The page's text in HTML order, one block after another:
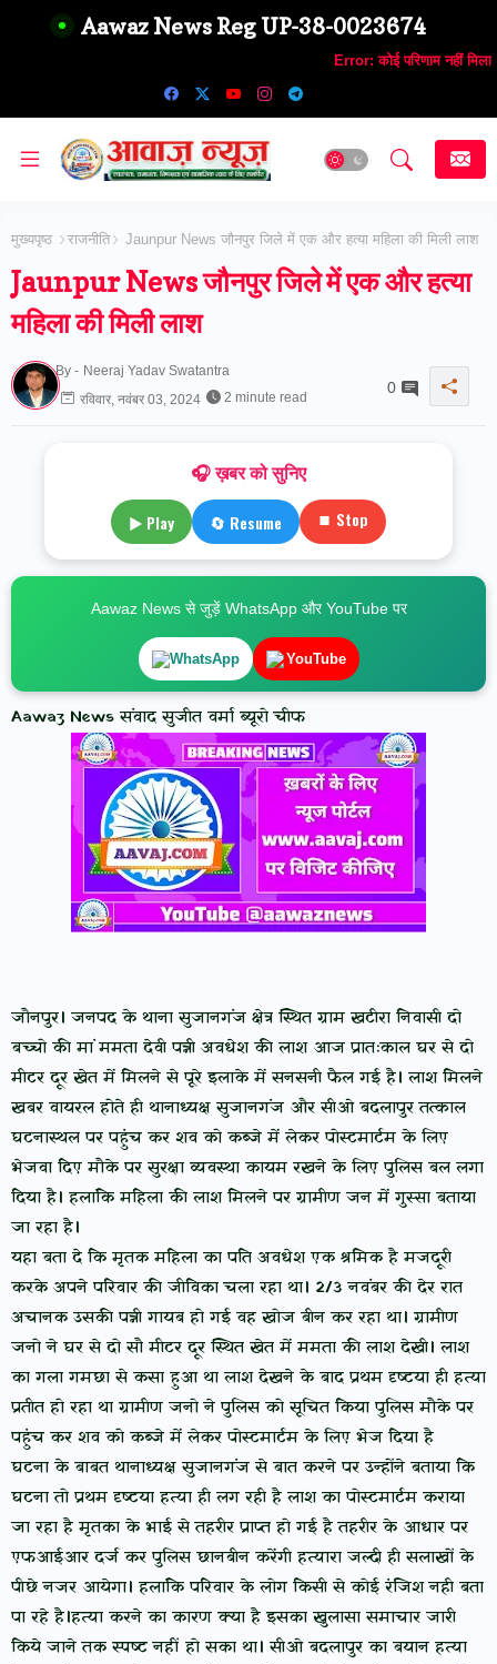
Aawaz News Reg UP-38-0023674
Error: कोई परिणाम नहीं मिला
मुख्यपृष्ठ राजनीति Jaunpur News जौनपुर जिले में एक और हत्या महिला की मिली लाश
Jaunpur News जौनपुर जिले में एक और हत्या
महिला की मिली लाश
By - Neeraj Yadav Swatantra
रविवार, नवंबर 03, 2024
2 minute read
0
🎧 ख़बर को सुनिए
▶ Play 🔄 Resume ⏹ Stop
Aawaz News से जुड़ें WhatsApp और YouTube पर
WhatsApp YouTube
Aawaz News संवाद सुजीत वर्मा ब्यूरो चीफ
जौनपुर। जनपद के थाना सुजानगंज क्षेत्र स्थित ग्राम खटीरा निवासी दो
बच्चो की मां ममता देवी पत्नी अवधेश की लाश आज प्रातःकाल घर से दो
मीटर दूर खेत में मिलने से पूरे इलाके में सनसनी फैल गई है। लाश मिलने
खबर वायरल होते ही थानाध्यक्ष सुजानगंज और सीओ बदलापुर तत्काल
घटनास्थल पर पहुंच कर शव को कब्जे में लेकर पोस्टमार्टम के लिए
भेजवा दिए मौके पर सुरक्षा व्यवस्था कायम रखने के लिए पुलिस बल लगा
दिया है। हलांकि महिला की लाश मिलने पर ग्रामीण जन में गुस्सा बताया
जा रहा है।
यहा बता दे कि मृतक महिला का पति अवधेश एक श्रमिक है मजदूरी
करके अपने परिवार की जीविका चला रहा था। 2/3 नवंबर की देर रात
अचानक उसकी पत्नी गायब हो गई वह खोज बीन कर रहा था। ग्रामीण
जनो ने घर से दो सौ मीटर दूर स्थित खेत में ममता की लाश देखी। लाश
का गला गमछा से कसा हुआ था लाश देखने के बाद प्रथम दृष्टया ही हत्या
प्रतीत हो रहा था ग्रामीण जनो ने पुलिस को सूचित किया पुलिस मौके पर
पहुंच कर शव को कब्जे में लेकर पोस्टमार्टम के लिए भेज दिया है
घटना के बाबत थानाध्यक्ष सुजानगंज से बात करने पर उन्होंने बताया कि
घटना तो प्रथम दृष्टया हत्या ही लग रही है लाश का पोस्टमार्टम कराया
जा रहा है मृतका के भाई से तहरीर प्राप्त हो गई है तहरीर के आधार पर
एफआईआर दर्ज कर पुलिस छानबीन करेंगी हत्यारा जल्दी ही सलाखों के
पीछे नजर आयेगा। हलांकि परिवार के लोग किसी से कोई रंजिश नही बता
पा रहे है।हत्या करने का कारण क्या है इसका खुलासा समाचार जारी
किये जाने तक स्पष्ट नहीं हो सका था। सीओ बदलापुर का बयान हत्या